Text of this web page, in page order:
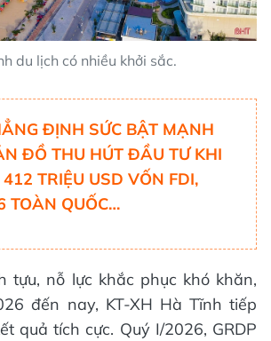
du lịch có nhiều khởi sắc.
ĐỊNH SỨC BẬT MẠNH
ĐỒ THU HÚT ĐẦU TƯ KHI
TRIỆU USD VỐN FDI,
TOÀN QUỐC…
tựu, nỗ lực khắc phục khó khăn,
đến nay, KT-XH Hà Tĩnh tiếp
quả tích cực. Quý I/2026, GRDP